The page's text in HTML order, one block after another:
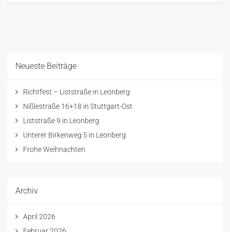
Neueste Beiträge
Richtfest – Liststraße in Leonberg
Nißlestraße 16+18 in Stuttgart-Ost
Liststraße 9 in Leonberg
Unterer Birkenweg 5 in Leonberg
Frohe Weihnachten
Archiv
April 2026